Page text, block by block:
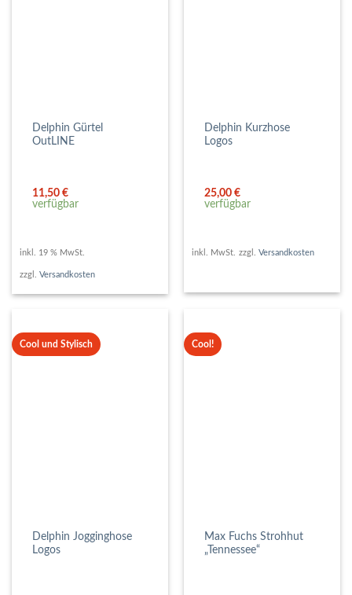
Delphin Gürtel
OutLINE
11,50€
verfügbar
inkl. 19 % MwSt.
zzgl. Versandkosten
Delphin Kurzhose
Logos
25,00€
verfügbar
inkl. MwSt. zzgl. Versandkosten
Cool und Stylisch
Delphin Jogginghose
Logos
Cool!
Max Fuchs Strohhut
„Tennessee“